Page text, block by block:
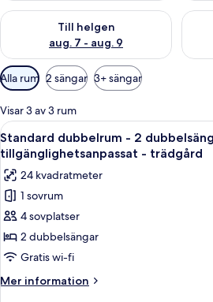
Till helgen
aug. 7 - aug. 9
Kontrollera tillgängligheten för den
Tillgängliga
filter
för
rum
Alla rum 2 sängar 3+ sängar
Visar 3 av 3 rum
Öppna
alla
foton
för
Standard
dubbelrum
-
2
dubbelsängar
-
En
4
Standard dubbelrum - 2
tillgänglighetsanpassat - trädgård
24 kvadratmeter
1 sovrum
4 sovplatser
2 dubbelsängar
Gratis wi-fi
Mer information
Mer